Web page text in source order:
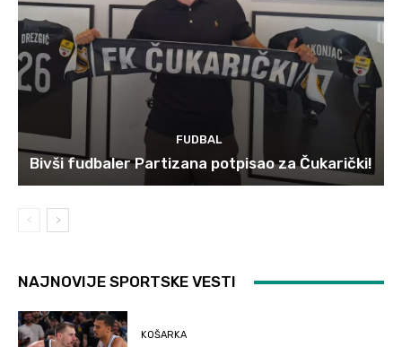
FUDBAL
Bivši fudbaler Partizana potpisao za Čukarički!
NAJNOVIJE SPORTSKE VESTI
KOŠARKA